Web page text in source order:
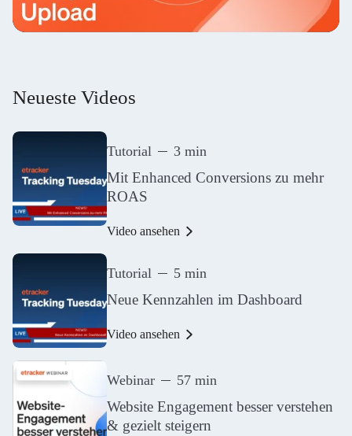
Neueste Videos
Tutorial 3 min
Mit Enhanced Conversions zu mehr
ROAS
Video ansehen
Tutorial 5 min
Neue Kennzahlen im Dashboard
Video ansehen
Webinar 57 min
Website Engagement besser verstehen
& gezielt steigern